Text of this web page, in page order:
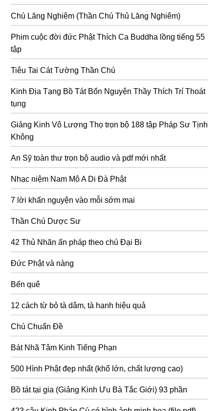
Chú Lăng Nghiêm (Thần Chú Thủ Lăng Nghiêm)
Phim cuộc đời đức Phật Thích Ca Buddha lồng tiếng 55
tập
Tiêu Tai Cát Tường Thần Chú
Kinh Địa Tạng Bồ Tát Bổn Nguyện Thầy Thích Trí Thoát
tụng
Giảng Kinh Vô Lượng Thọ trọn bộ 188 tập Pháp Sư Tịnh
Không
An Sỹ toàn thư trọn bộ audio và pdf mới nhất
Nhạc niệm Nam Mô A Di Đà Phật
7 lời khấn nguyện vào mỗi sớm mai
Thần Chú Dược Sư
42 Thủ Nhãn ấn pháp theo chú Đại Bi
Đức Phật và nàng
Bến quê
12 cách từ bỏ tà dâm, tà hạnh hiệu quả
Chú Chuẩn Đề
Bát Nhã Tâm Kinh Tiếng Phạn
500 Hình Phật đẹp nhất (khổ lớn, chất lượng cao)
Bồ tát tại gia (Giảng Kinh Ưu Bà Tắc Giới) 93 phần